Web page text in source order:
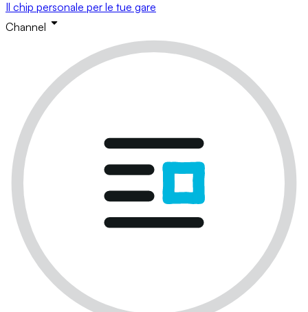
Il chip personale per le tue gare
Channel